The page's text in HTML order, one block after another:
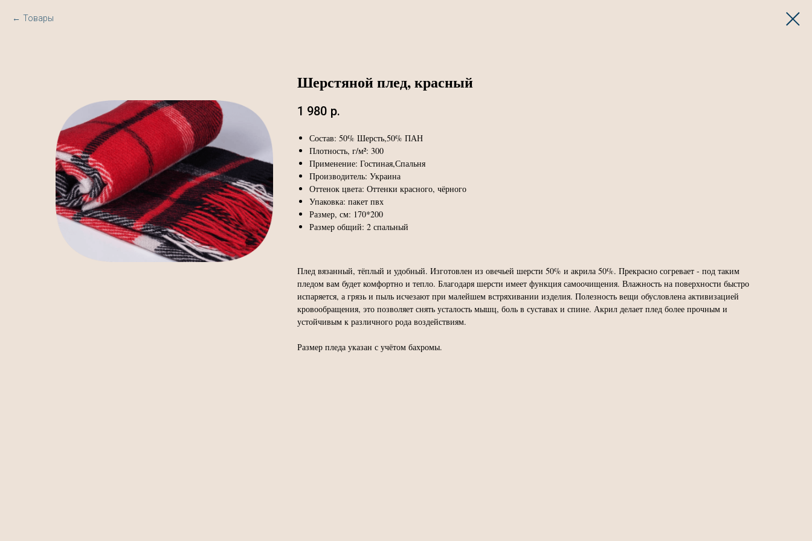
Товары
Шерстяной плед, красный
1 980 р.
Состав: 50% Шерсть,50% ПАН
Плотность, г/м²: 300
Применение: Гостиная,Спальня
Производитель: Украина
Оттенок цвета: Оттенки красного, чёрного
Упаковка: пакет пвх
Размер, см: 170*200
Размер общий: 2 спальный
Плед вязанный, тёплый и удобный. Изготовлен из овечьей шерсти 50% и акрила 50%. Прекрасно согревает - под таким
пледом вам будет комфортно и тепло. Благодаря шерсти имеет функция самоочищения. Влажность на поверхности быстро
испаряется, а грязь и пыль исчезают при малейшем встряхивании изделия. Полезность вещи обусловлена активизацией
кровообращения, это позволяет снять усталость мышц, боль в суставах и спине. Акрил делает плед более прочным и
устойчивым к различного рода воздействиям.
Размер пледа указан с учётом бахромы.